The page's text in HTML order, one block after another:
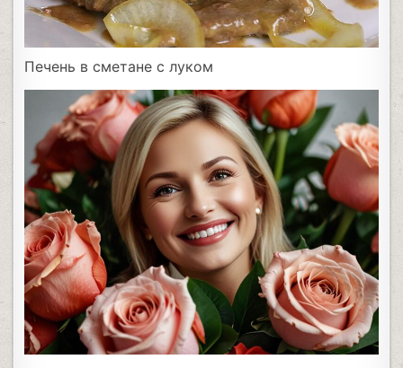
Печень в сметане с луком